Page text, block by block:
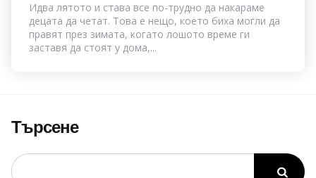
Идва лятото и става все по-трудно да накараме
децата да четат. Това е нещо, което биха могли да
правят през зимата, когато лошото време ги
заставя да стоят у дома,...
Търсене